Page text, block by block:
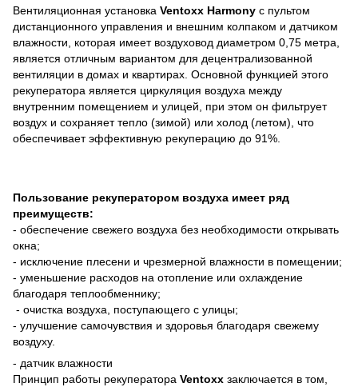
Вентиляционная установка Ventoxx Harmony с пультом
дистанционного управления и внешним колпаком и датчиком
влажности, которая имеет воздуховод диаметром 0,75 метра,
является отличным вариантом для децентрализованной
вентиляции в домах и квартирах. Основной функцией этого
рекуператора является циркуляция воздуха между
внутренним помещением и улицей, при этом он фильтрует
воздух и сохраняет тепло (зимой) или холод (летом), что
обеспечивает эффективную рекуперацию до 91%.
Пользование рекуператором воздуха имеет ряд
преимуществ:
- обеспечение свежего воздуха без необходимости открывать
окна;
- исключение плесени и чрезмерной влажности в помещении;
- уменьшение расходов на отопление или охлаждение
благодаря теплообменнику;
- очистка воздуха, поступающего с улицы;
- улучшение самочувствия и здоровья благодаря свежему
воздуху.
- датчик влажности
Принцип работы рекуператора Ventoxx заключается в том,